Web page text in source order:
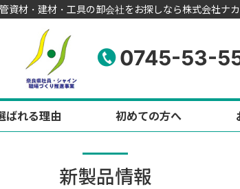
資材・建材・工具の卸会社をお探しなら株式会社ナカ
0745-53-
ばれる理由 初めての方へ
新製品情報